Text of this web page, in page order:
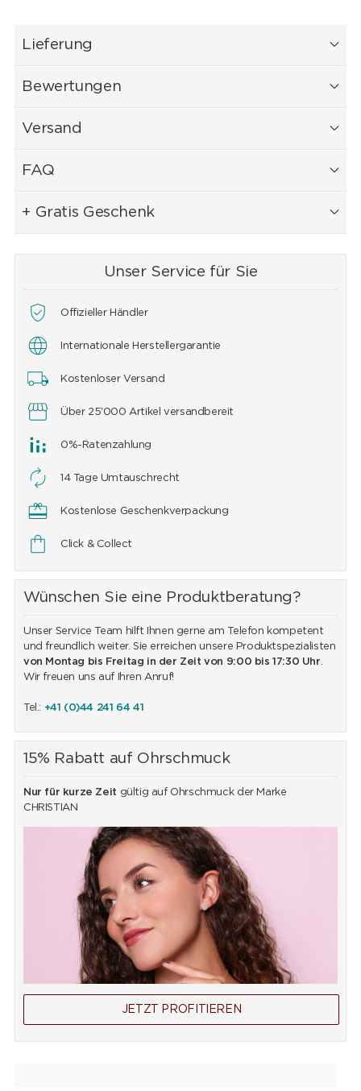
Lieferung
Bewertungen
Versand
FAQ
+ Gratis Geschenk
Unser Service für Sie
Offizieller Händler
Internationale Herstellergarantie
Kostenloser Versand
Über 25'000 Artikel versandbereit
0%-Ratenzahlung
14 Tage Umtauschrecht
Kostenlose Geschenkverpackung
Click & Collect
Wünschen Sie eine Produktberatung?
Unser Service Team hilft Ihnen gerne am Telefon kompetent
und freundlich weiter. Sie erreichen unsere Produktspezialisten
von Montag bis Freitag in der Zeit von 9:00 bis 17:30 Uhr.
Wir freuen uns auf Ihren Anruf!
Tel.: +41 (0)44 241 64 41
15% Rabatt auf Ohrschmuck
Nur für kurze Zeit gültig auf Ohrschmuck der Marke
CHRISTIAN
JETZT PROFITIEREN